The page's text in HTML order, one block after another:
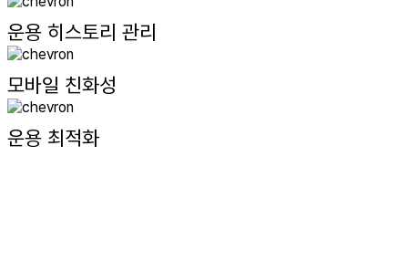
운용 히스토리 관리
모바일 친화성
운용 최적화